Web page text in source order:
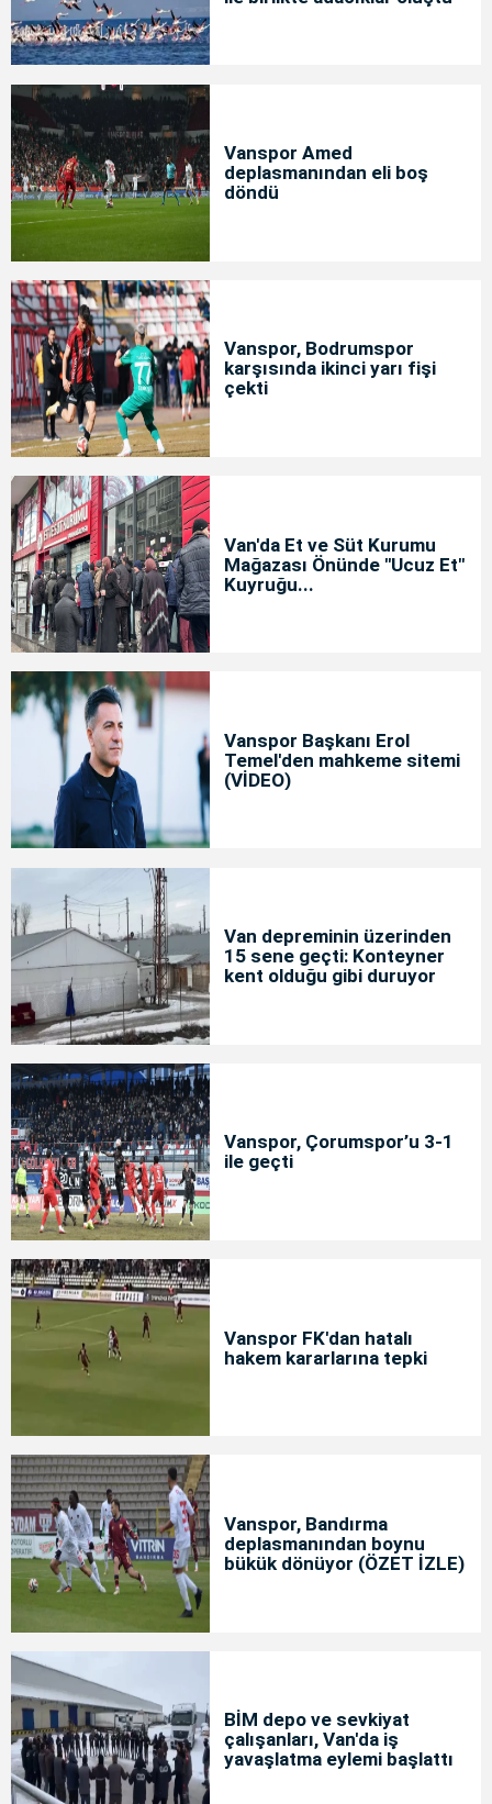
Vanspor Amed
deplasmanından eli boş
döndü
Vanspor, Bodrumspor
karşısında ikinci yarı fişi
çekti
Van'da Et ve Süt Kurumu
Mağazası Önünde "Ucuz Et"
Kuyruğu...
Vanspor Başkanı Erol
Temel'den mahkeme sitemi
(VİDEO)
Van depreminin üzerinden
15 sene geçti: Konteyner
kent olduğu gibi duruyor
Vanspor, Çorumspor’u 3-1
ile geçti
Vanspor FK'dan hatalı
hakem kararlarına tepki
Vanspor, Bandırma
deplasmanından boynu
bükük dönüyor (ÖZET İZLE)
BİM depo ve sevkiyat
çalışanları, Van'da iş
yavaşlatma eylemi başlattı